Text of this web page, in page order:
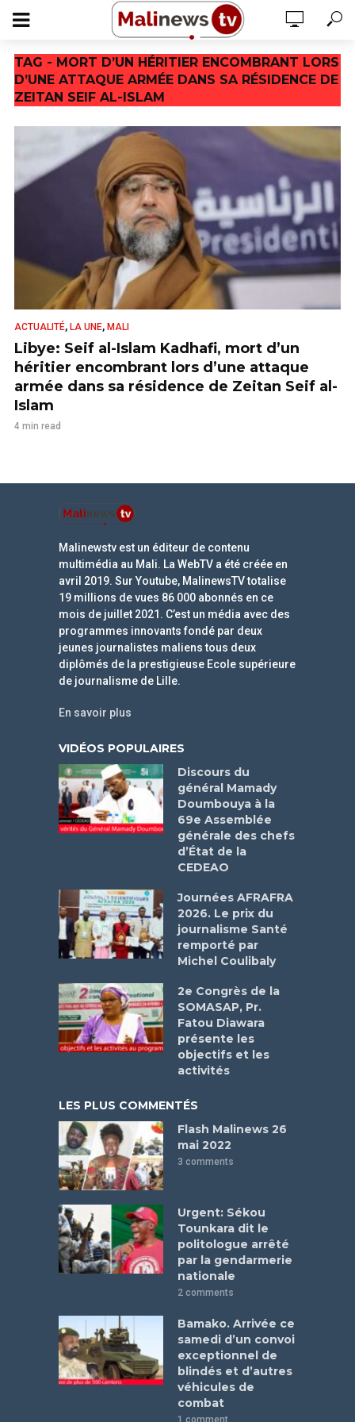
TAG - MORT D’UN HÉRITIER ENCOMBRANT LORS
D’UNE ATTAQUE ARMÉE DANS SA RÉSIDENCE DE
ZEITAN SEIF AL-ISLAM
ACTUALITÉ, LA UNE, MALI
Libye: Seif al-Islam Kadhafi, mort d’un
héritier encombrant lors d’une attaque
armée dans sa résidence de Zeitan Seif al-
Islam
4 min read
Malinewstv est un éditeur de contenu
multimédia au Mali. La WebTV a été créée en
avril 2019. Sur Youtube, MalinewsTV totalise
19 millions de vues 86 000 abonnés en ce
mois de juillet 2021. C’est un média avec des
programmes innovants fondé par deux
jeunes journalistes maliens tous deux
diplômés de la prestigieuse Ecole supérieure
de journalisme de Lille.
En savoir plus
VIDÉOS POPULAIRES
Discours du
général Mamady
Doumbouya à la
69e Assemblée
générale des chefs
d’État de la
CEDEAO
Journées AFRAFRA
2026. Le prix du
journalisme Santé
remporté par
Michel Coulibaly
2e Congrès de la
SOMASAP, Pr.
Fatou Diawara
présente les
objectifs et les
activités
LES PLUS COMMENTÉS
Flash Malinews 26
mai 2022
3 comments
Urgent: Sékou
Tounkara dit le
politologue arrêté
par la gendarmerie
nationale
2 comments
Bamako. Arrivée ce
samedi d’un convoi
exceptionnel de
blindés et d’autres
véhicules de
combat